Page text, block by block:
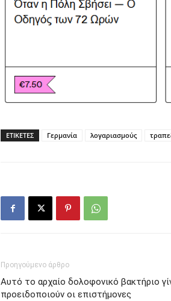
ΕΤΙΚΕΤΕΣ Γερμανία λογαριασμούς
Προηγούμενο άρθρο
Αυτό το αρχαίο δολοφονικό βακτήριο
προειδοποιούν οι επιστήμονες